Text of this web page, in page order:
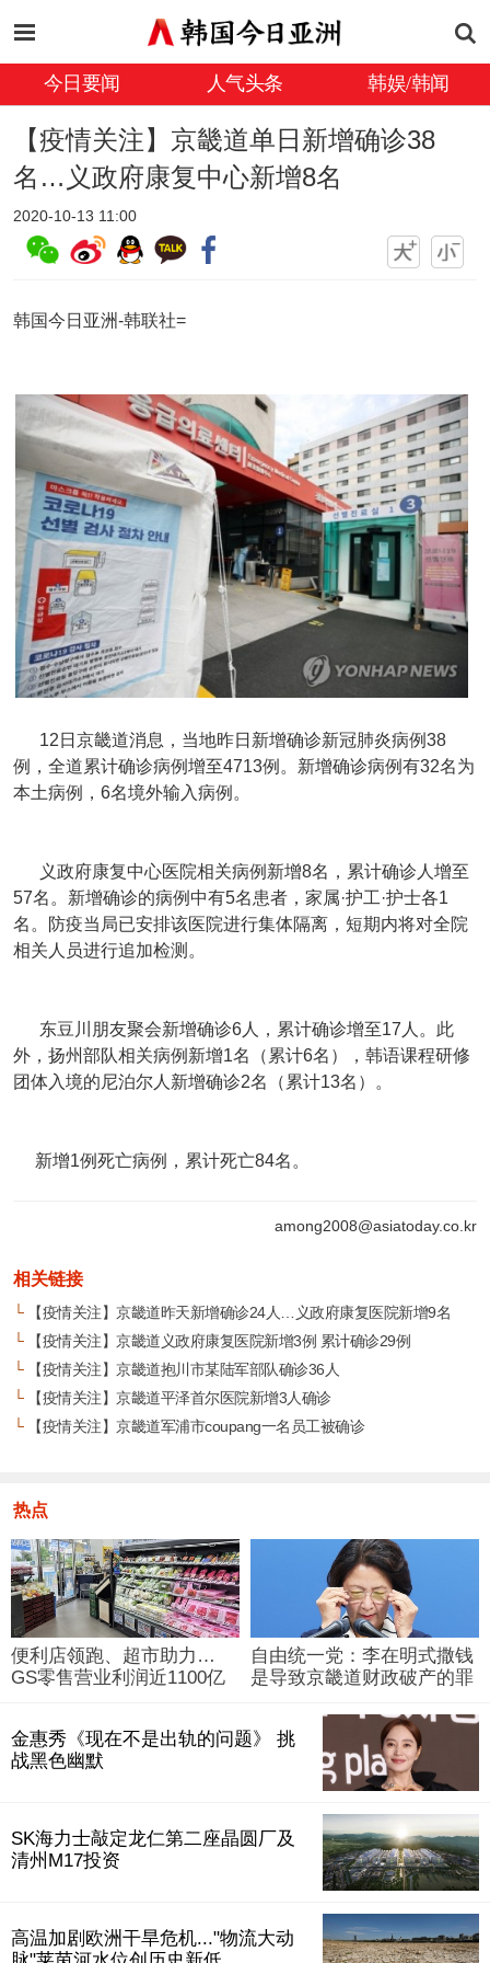
今日要闻 人气头条 韩娱/韩闻
【疫情关注】京畿道单日新增确诊38
名…义政府康复中心新增8名
2020-10-13 11:00
韩国今日亚洲-韩联社=
12日京畿道消息，当地昨日新增确诊新冠肺炎病例38
例，全道累计确诊病例增至4713例。新增确诊病例有32名为
本土病例，6名境外输入病例。
义政府康复中心医院相关病例新增8名，累计确诊人增至
57名。新增确诊的病例中有5名患者，家属·护工·护士各1
名。防疫当局已安排该医院进行集体隔离，短期内将对全院
相关人员进行追加检测。
东豆川朋友聚会新增确诊6人，累计确诊增至17人。此
外，扬州部队相关病例新增1名（累计6名），韩语课程研修
团体入境的尼泊尔人新增确诊2名（累计13名）。
新增1例死亡病例，累计死亡84名。
among2008@asiatoday.co.kr
相关链接
└【疫情关注】京畿道昨天新增确诊24人…义政府康复医院新增9名
└【疫情关注】京畿道义政府康复医院新增3例 累计确诊29例
└【疫情关注】京畿道抱川市某陆军部队确诊36人
└【疫情关注】京畿道平泽首尔医院新增3人确诊
└【疫情关注】京畿道军浦市coupang一名员工被确诊
热点
便利店领跑、超市助力…
GS零售营业利润近1100亿
自由统一党：李在明式撒钱
是导致京畿道财政破产的罪
金惠秀《现在不是出轨的问题》 挑
战黑色幽默
SK海力士敲定龙仁第二座晶圆厂及
清州M17投资
高温加剧欧洲干旱危机..."物流大动